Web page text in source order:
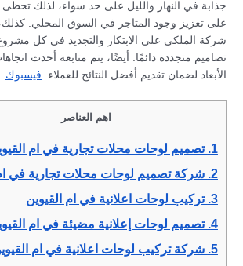
جذابة في النهار والليل على حد سواء، لذلك تحظى
على تعزيز وجود المتاجر في السوق المحلي.
شركة الملكي على الابتكار والتجديد في كل
تصاميم متجددة دائمًا. أيضًا، يتم متابعة أحدث
الأبعاد لضمان تقديم أفضل النتائج للعملاء. فيسبوك
اهم العناصر
1. تصميم لوحات محلات تجارية في ام
2. شركة تصميم لوحات محلات تجارية في ام
3. تركيب لوحات اعلانية في ام القيوين
4. تصميم لوحات إعلانية مضيئة في ام
5. شركة تركيب لوحات اعلانية في ام